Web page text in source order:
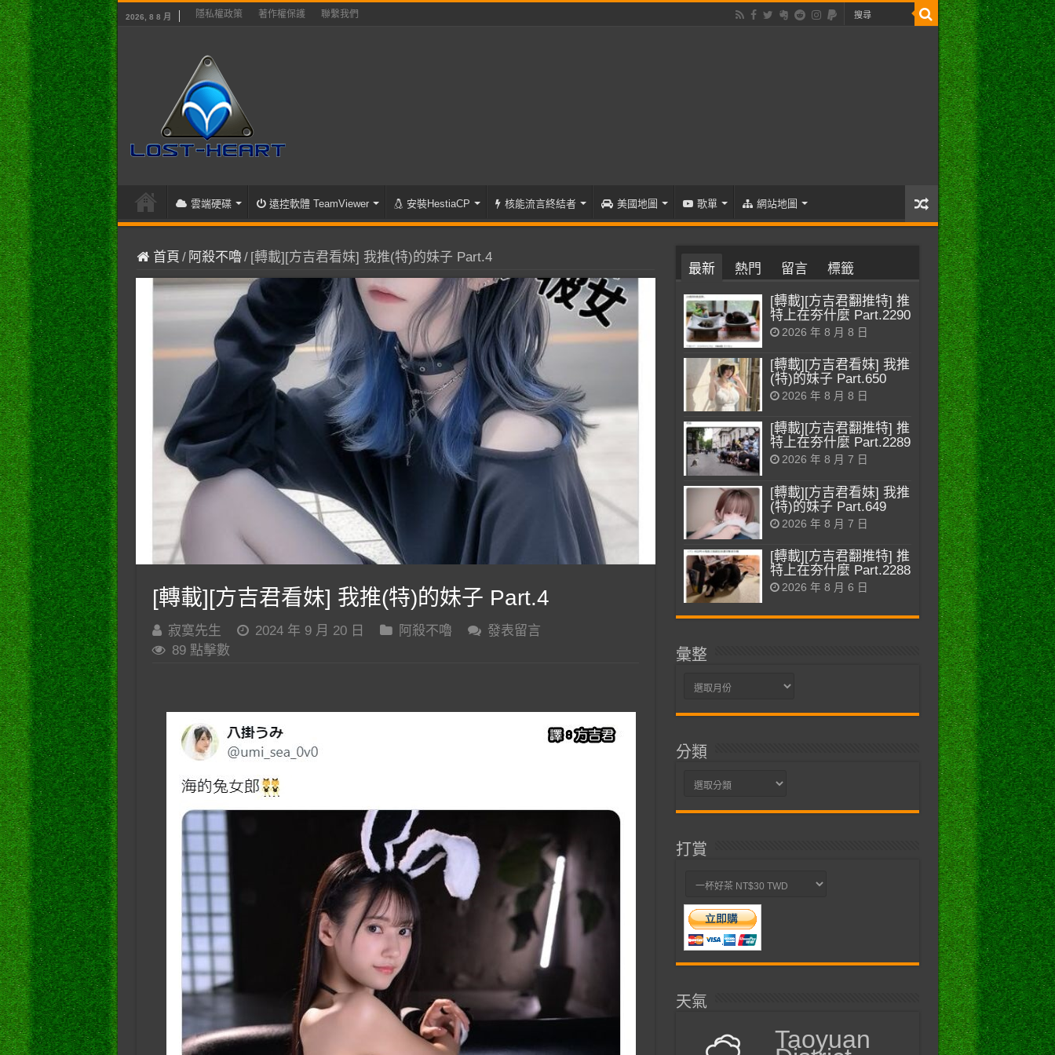
2026, 8 8 月 隱私權政策 著作權保護 聯繫我們
雲端硬碟 遠控軟體 TeamViewer 安裝HestiaCP 核能流言終結者 美國地圖 歌單 網站地圖
首頁 / 阿殺不嚕/ [轉載][方吉君看妹] 我推(特)的妹子 Part.4
[轉載][方吉君看妹] 我推(特)的妹子 Part.4
寂寞先生 2024 年 9 月 20 日 阿殺不嚕
發表留言
89 點擊數
最新 熱門 留言 標籤
[轉載][方吉君翻推特] 推
特上在夯什麼 Part.2290
2026 年 8 月 8 日
[轉載][方吉君看妹] 我推
(特)的妹子 Part.650
2026 年 8 月 8 日
[轉載][方吉君翻推特] 推
特上在夯什麼 Part.2289
2026 年 8 月 7 日
[轉載][方吉君看妹] 我推
(特)的妹子 Part.649
2026 年 8 月 7 日
[轉載][方吉君翻推特] 推
特上在夯什麼 Part.2288
2026 年 8 月 6 日
彙整
彙
分類
分
打賞
天氣
Taoyuan